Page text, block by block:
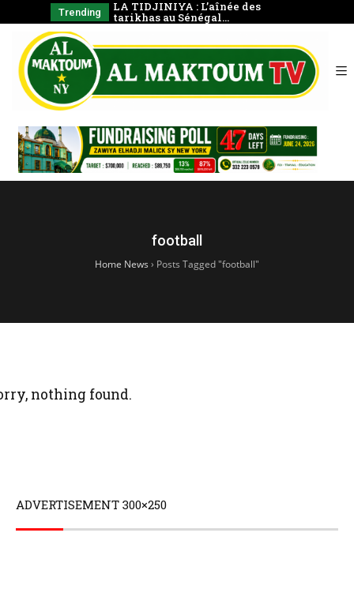
Trending
prière en LA TIDJINIYA : L’aînée des
tarikhas au Sénégal…
football
Home News › Posts Tagged "football"
nothing found.
ADVERTISEMENT 300×250